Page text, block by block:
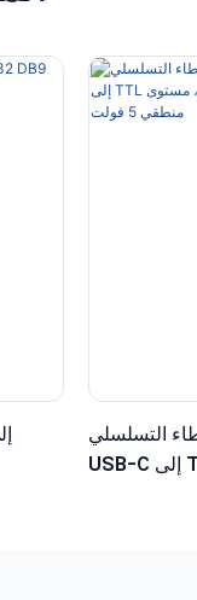
التسلسلي
USB-C إلى TTL مع موصل دوبونت سداسي